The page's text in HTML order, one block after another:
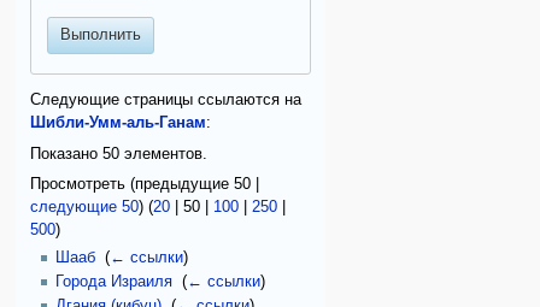
Выполнить
Следующие страницы ссылаются на
Шибли-Умм-аль-Ганам:
Показано 50 элементов.
Просмотреть (предыдущие 50
следующие 50) (20 |50 100 |250
500)
Шааб‎ (← ссылки)
Города Израиля‎ (← ссылки)